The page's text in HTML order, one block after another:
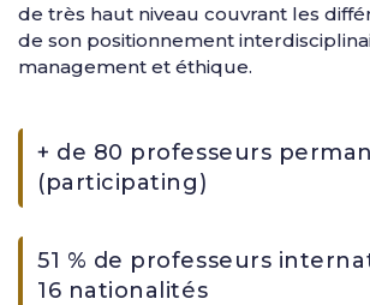
de très haut niveau couvrant les
de son positionnement
management et éthique.
+ de 80 professeurs
(participating)
51 % de professeurs
16 nationalités